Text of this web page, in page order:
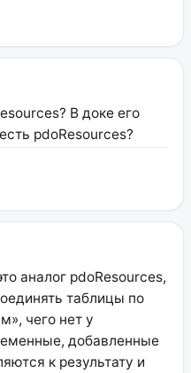
В доке его
pdoResources?
аналог pdoResources,
таблицы по
чего нет у
добавленные
к результату и